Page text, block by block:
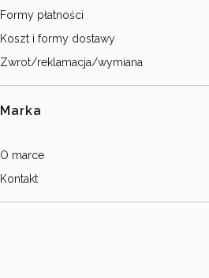
Formy płatności
Koszt i formy dostawy
Zwrot/reklamacja/wymiana
Marka
O marce
Kontakt